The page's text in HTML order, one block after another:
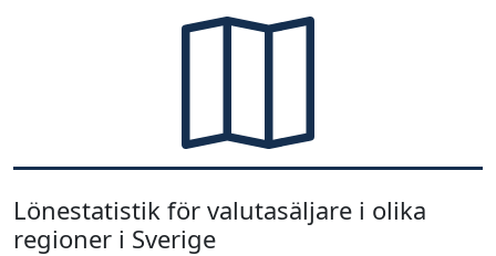
Lönestatistik för valutasäljare i olika
regioner i Sverige